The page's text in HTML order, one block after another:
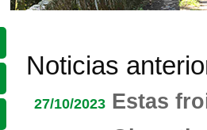
Noticias
27/10/2023 Estas